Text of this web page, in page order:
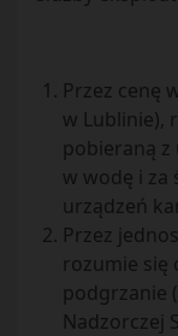
Przez cenę
w Lublinie),
pobieraną
w wodę i za
urządzeń
Przez
rozumie się
podgrzanie
Nadzorczej